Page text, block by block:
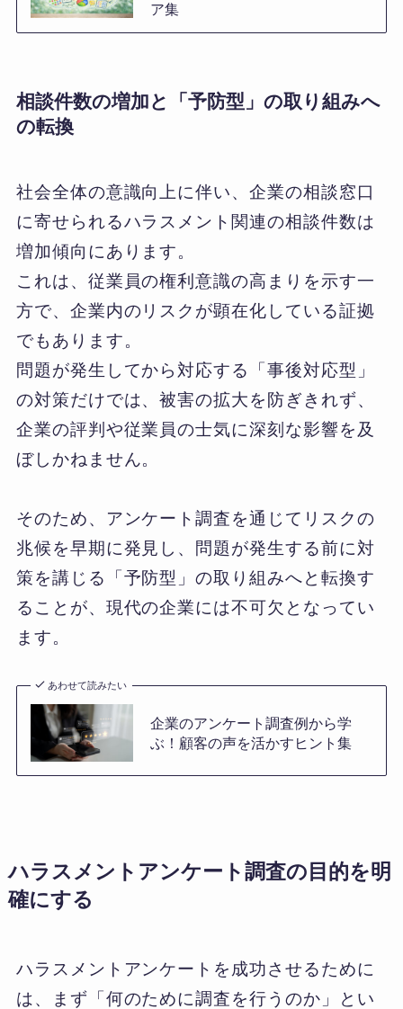
ア集
相談件数の増加と「予防型」の取り組みへ
の転換
社会全体の意識向上に伴い、企業の相談窓口
に寄せられるハラスメント関連の相談件数は
増加傾向にあります。
これは、従業員の権利意識の高まりを示す一
方で、企業内のリスクが顕在化している証拠
でもあります。
問題が発生してから対応する「事後対応型」
の対策だけでは、被害の拡大を防ぎきれず、
企業の評判や従業員の士気に深刻な影響を及
ぼしかねません。
そのため、アンケート調査を通じてリスクの
兆候を早期に発見し、問題が発生する前に対
策を講じる「予防型」の取り組みへと転換す
ることが、現代の企業には不可欠となってい
ます。
あわせて読みたい
企業のアンケート調査例から学
ぶ！顧客の声を活かすヒント集
ハラスメントアンケート調査の目的を明
確にする
ハラスメントアンケートを成功させるために
は、まず「何のために調査を行うのか」とい